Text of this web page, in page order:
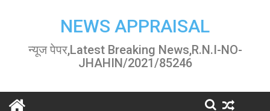
NEWS APPRAISAL
न्यूज पेपर,Latest Breaking News,R.N.I-NO-
JHAHIN/2021/85246